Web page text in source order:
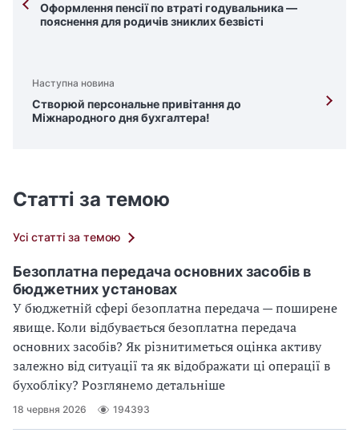
Оформлення пенсії по втраті годувальника —
пояснення для родичів зниклих безвісті
Наступна новина
Створюй персональне привітання до
Міжнародного дня бухгалтера!
Статті за темою
Усі статті за темою
Безоплатна передача основних засобів в
бюджетних установах
У бюджетній сфері безоплатна передача — поширене
явище. Коли відбувається безоплатна передача
основних засобів? Як різнитиметься оцінка активу
залежно від ситуації та як відображати ці операції в
бухобліку? Розглянемо детальніше
18 червня 2026 194393